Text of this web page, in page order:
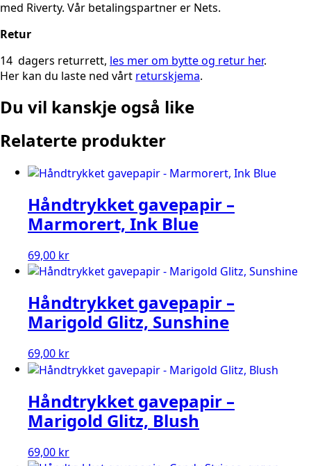
med Riverty. Vår betalingspartner er Nets.
Retur
14 dagers returrett, les mer om bytte og retur her.
Her kan du laste ned vårt returskjema.
Du vil kanskje også like
Relaterte produkter
Håndtrykket gavepapir –
Marmorert, Ink Blue
69,00 kr
Håndtrykket gavepapir –
Marigold Glitz, Sunshine
69,00 kr
Håndtrykket gavepapir –
Marigold Glitz, Blush
69,00 kr